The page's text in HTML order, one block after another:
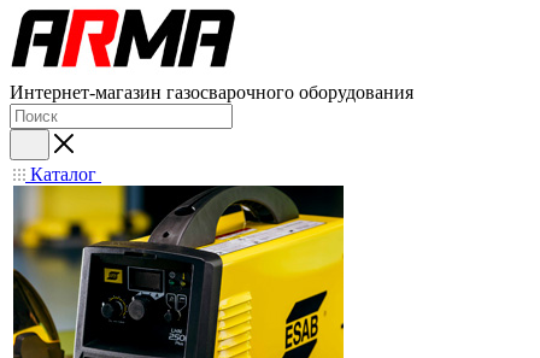
Интернет-магазин газосварочного оборудования
Каталог